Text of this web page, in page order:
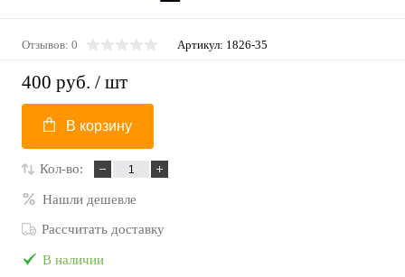
Отзывов: 0 Артикул: 1826-35
400 руб. / шт
В корзину
Кол-во:
Нашли дешевле
Рассчитать доставку
В наличии